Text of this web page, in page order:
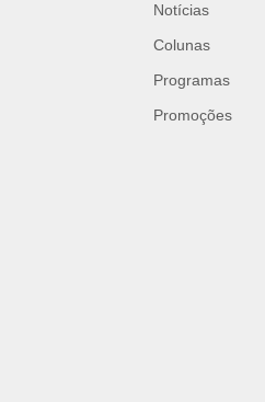
Notícias
Colunas
Programas
Promoções